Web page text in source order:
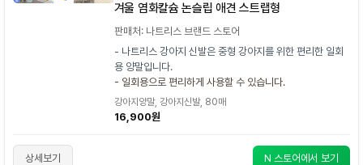
겨울 염화칼슘 논슬립 애견 스트랩형
판매처: 나트리스 브랜드 스토어
- 나트리스 강아지 신발은 중형 강아지를 위한 편리한 일회
용 양말입니다.
- 일회용으로 편리하게 사용할 수 있습니다.
강아지양말, 강아지신발, 80매
16,900원
상세보기 N 스토어에서 보기